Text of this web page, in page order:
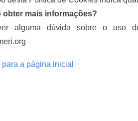
obter mais informações?
alguma dúvida sobre o uso
para a página inicial